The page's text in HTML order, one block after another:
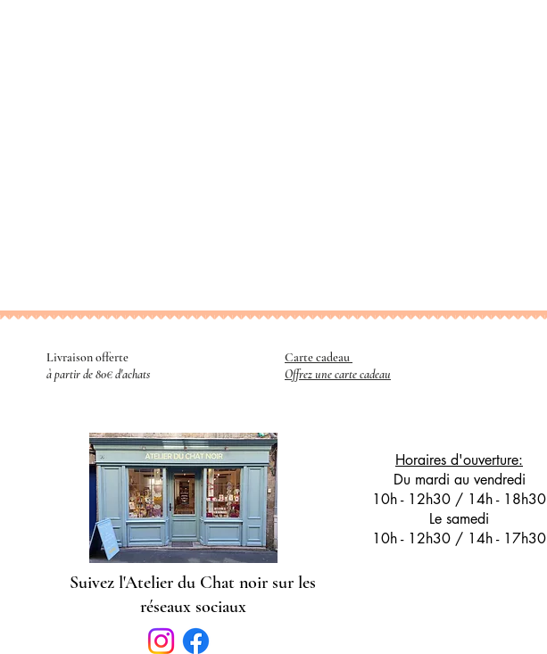
Livraison offerte
à partir de 80€ d'achats
Carte cadeau
Offrez une carte cadeau
Horaires d'ouverture:
Du mardi au vendredi
10h - 12h30 / 14h - 18h30
Le samedi
10h - 12h30 / 14h - 17h30
Suivez l'Atelier du Chat noir sur les
réseaux sociaux